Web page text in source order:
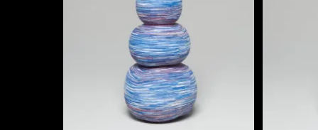
探索世界頂級的二十及二十一世紀視覺